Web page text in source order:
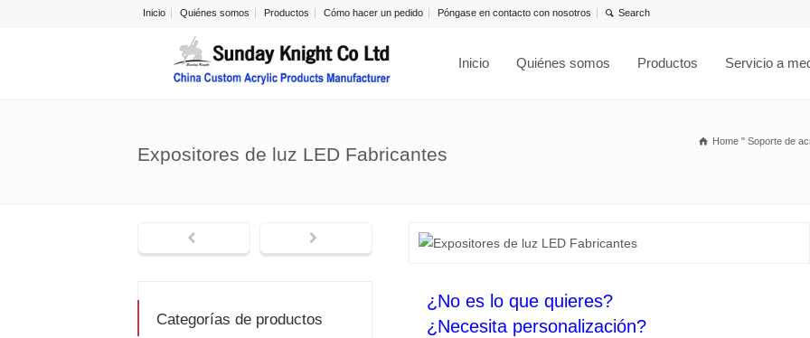
Inicio Quiénes somos Productos Cómo hacer un pedido Póngase en contacto con nosotros
Inicio Quiénes somos Productos Servicio a
Expositores de luz LED Fabricantes
Home " Soporte de
¿No es lo que quieres?
¿Necesita personalización?
Categorías de productos